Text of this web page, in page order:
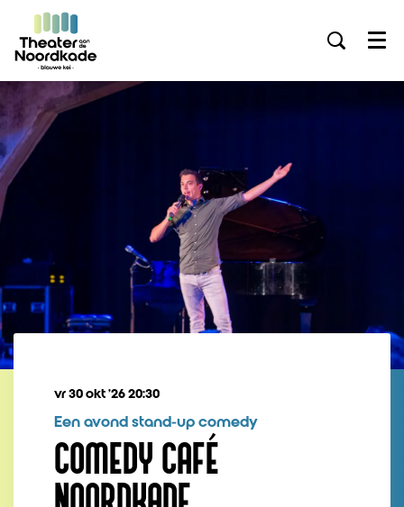
Menu
COMEDY CAFÉ
NOORDKADE
Een avond stand-up comedy
vr 30 okt ’2620:30